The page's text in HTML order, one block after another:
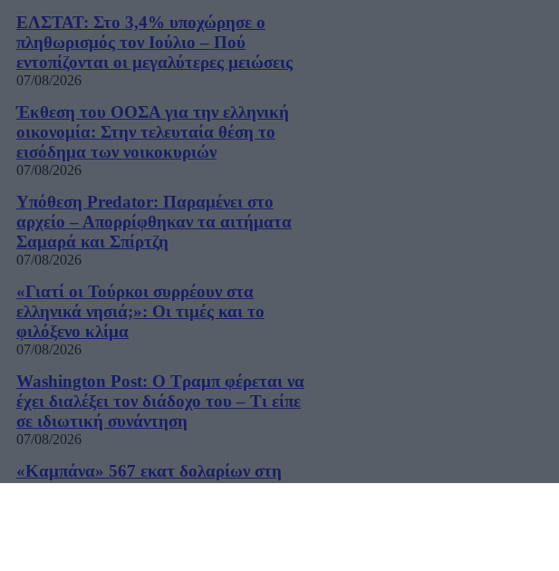
ΕΛΣΤΑΤ: Στο 3,4% υποχώρησε ο
πληθωρισμός τον Ιούλιο – Πού
εντοπίζονται οι μεγαλύτερες μειώσεις
07/08/2026
Έκθεση του ΟΟΣΑ για την ελληνική
οικονομία: Στην τελευταία θέση το
εισόδημα των νοικοκυριών
07/08/2026
Υπόθεση Predator: Παραμένει στο
αρχείο – Απορρίφθηκαν τα αιτήματα
Σαμαρά και Σπίρτζη
07/08/2026
«Γιατί οι Τούρκοι συρρέουν στα
ελληνικά νησιά;»: Οι τιμές και το
φιλόξενο κλίμα
07/08/2026
Washington Post: Ο Τραμπ φέρεται να
έχει διαλέξει τον διάδοχο του – Τι είπε
σε ιδιωτική συνάντηση
07/08/2026
«Καμπάνα» 567 εκατ δολαρίων στη